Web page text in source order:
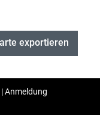
exportieren
|Anmeldung